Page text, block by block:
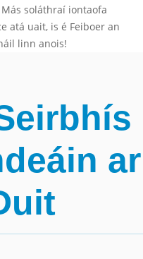
soláthraí iontaofa
atá uait, is é Feiboer an
linn anois!
ar